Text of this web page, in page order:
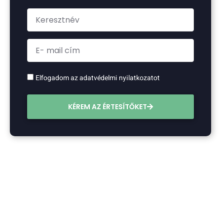
Elfogadom az adatvédelmi nyilatkozatot
KÉREM AZ ÉRTESÍTŐKET